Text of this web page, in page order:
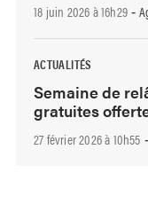
18 juin 2026 à 16h29 -
ACTUALITÉS
Semaine de
gratuites
27 février 2026 à 10h55 -